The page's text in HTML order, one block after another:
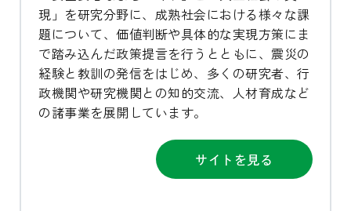
現」を研究分野に、成熟社会における様々な課
題について、価値判断や具体的な実現方策にま
で踏み込んだ政策提言を行うとともに、震災の
経験と教訓の発信をはじめ、多くの研究者、行
政機関や研究機関との知的交流、人材育成など
の諸事業を展開しています。
サイトを見る